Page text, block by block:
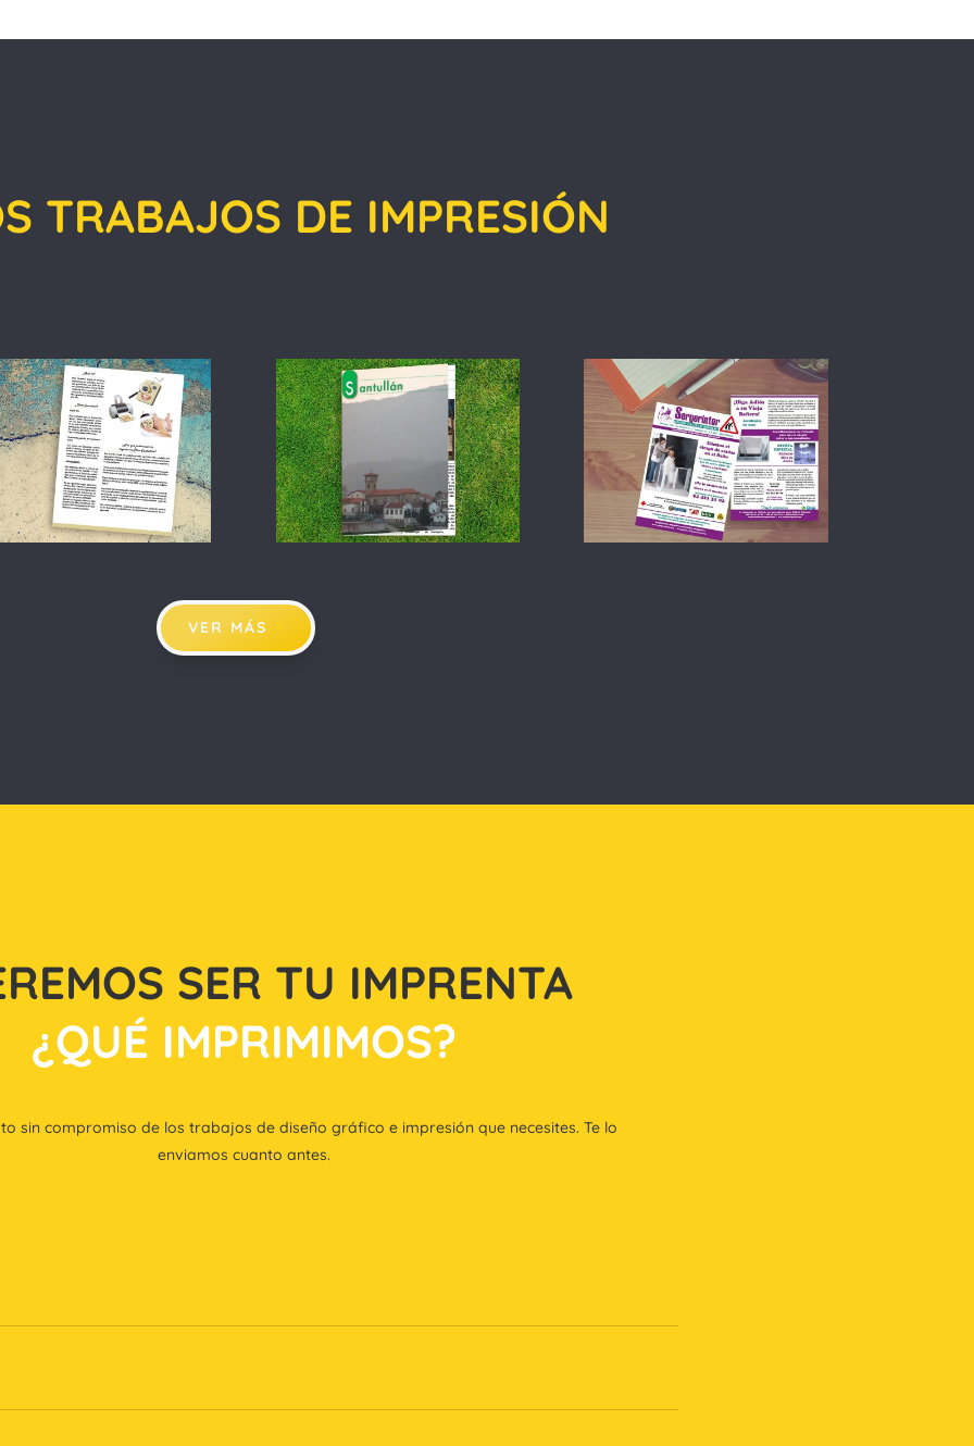
TRABAJOS DE IMPRESIÓN
VER MÁS
SER TU IMPRENTA
¿QUÉ IMPRIMIMOS?
sin compromiso de los trabajos de diseño gráfico e impresión que necesites. Te lo
enviamos cuanto antes.